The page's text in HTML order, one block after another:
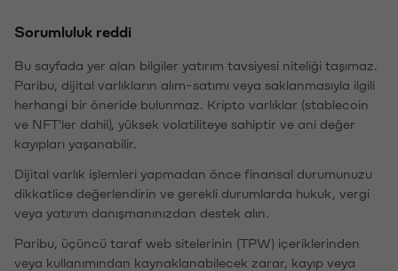
Sorumluluk reddi
Bu sayfada yer alan bilgiler yatırım tavsiyesi niteliği taşımaz.
Paribu, dijital varlıkların alım-satımı veya saklanmasıyla ilgili
herhangi bir öneride bulunmaz. Kripto varlıklar (stablecoin
ve NFT'ler dahil), yüksek volatiliteye sahiptir ve ani değer
kayıpları yaşanabilir.
Dijital varlık işlemleri yapmadan önce finansal durumunuzu
dikkatlice değerlendirin ve gerekli durumlarda hukuk, vergi
veya yatırım danışmanınızdan destek alın.
Paribu, üçüncü taraf web sitelerinin (TPW) içeriklerinden
veya kullanımından kaynaklanabilecek zarar, kayıp veya